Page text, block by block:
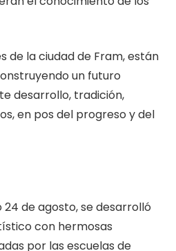
de la ciudad de Fram, están
un futuro
desarrollo, tradición,
en pos del progreso y del
24 de agosto, se desarrolló
con hermosas
por las escuelas de